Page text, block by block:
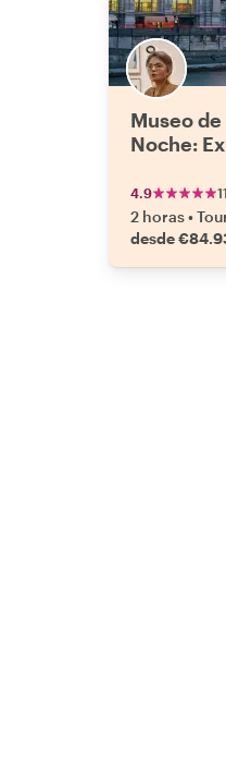
Museo
Noche:
4.9
2 horas•
desde